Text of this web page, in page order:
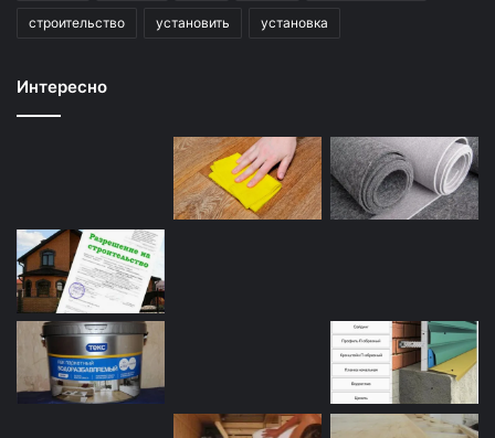
строительство установить установка
Интересно